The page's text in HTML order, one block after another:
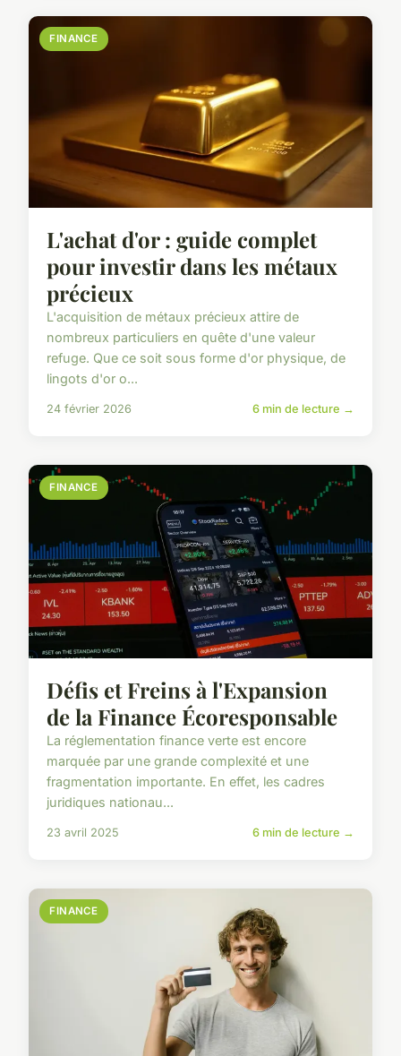
FINANCE
L'achat d'or : guide complet
pour investir dans les métaux
précieux
L'acquisition de métaux précieux attire de
nombreux particuliers en quête d'une valeur
refuge. Que ce soit sous forme d'or physique, de
lingots d'or o...
24 février 2026 6 min de lecture →
FINANCE
Défis et Freins à l'Expansion
de la Finance Écoresponsable
La réglementation finance verte est encore
marquée par une grande complexité et une
fragmentation importante. En effet, les cadres
juridiques nationau...
23 avril 2025 6 min de lecture →
FINANCE